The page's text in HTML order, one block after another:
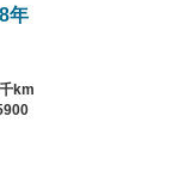
年
km